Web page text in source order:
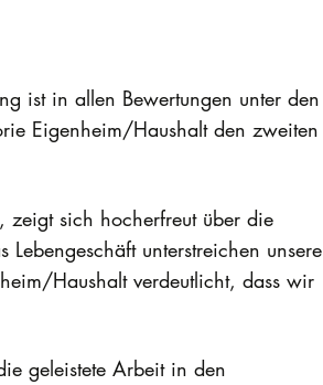
ist in allen Bewertungen unter den
Eigenheim/Haushalt den zweiten
zeigt sich hocherfreut über die
unterstreichen unsere
Haushalt verdeutlicht, dass wir
geleistete Arbeit in den